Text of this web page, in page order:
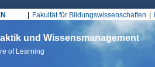
Fakultät für Bildungswissenschaften
und Wissensmanagement
of Learning